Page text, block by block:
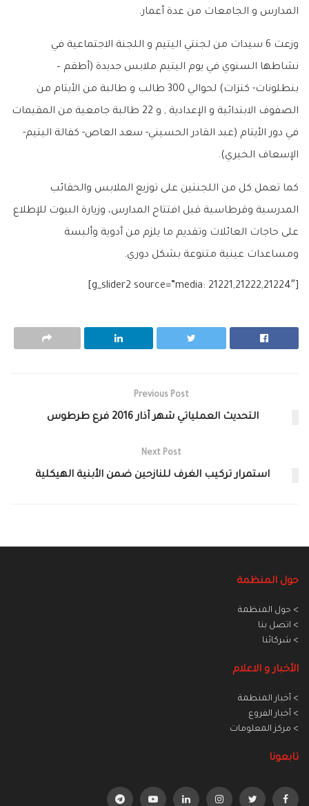
المدارس و الجامعات من عدة أعمار.
وزعت 6 سيدات من لجنتي اليتيم و اللجنة الاجتماعية في
نشاطها السنوي في يوم اليتيم ملابس جديدة (أطقم –
بنطلونات- كنزات) لحوالي 300 طالب و طالبة من الأيتام من
الصفوف الابتدائية و الإعدادية , و 22 طالبة جامعية من المقيمات
في دور الأيتام (عبد القادر الحسيني- سعد العاص- كفالة اليتيم-
الإسعاف الخيري).
كما تعمل كل من اللجنتين على توزيع الملابس والحقائب
المدرسية وقرطاسية قبل افتتاح المدارس، وزيارة البيوت للإطلاع
على حاجات العائلات وتقديم ما يلزم من أدوية وألبسة
ومساعدات عينية متنوعة بشكل دوري.
[g_slider2 source=”media: 21221,21222,21224″]
Previous Post
التحديث العملياتي شهر آذار 2016 فرع طرطوس
Next Post
استمرار تركيب الغرف للنازحين ضمن الأبنية الهيكلية
حول المنظمة
> حول المنظمة
> اتصل بنا
> شركائنا
الأخبار و الاعلام
> أخبار المنطمة
> أخبار الفروع
> مركز المعلومات
تابعونا